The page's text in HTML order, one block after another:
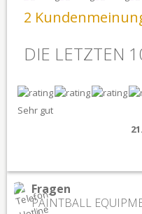
2
DIE LETZTEN
Sehr gut
Fragen
PAINTBALL